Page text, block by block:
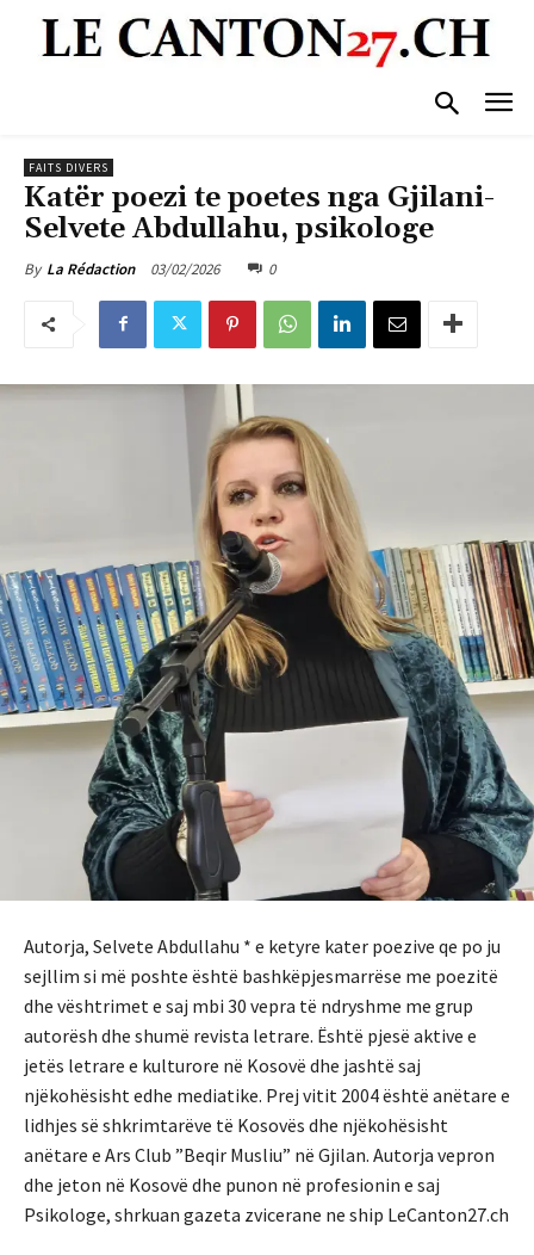
FAITS DIVERS
Katër poezi te poetes nga Gjilani-
Selvete Abdullahu, psikologe
By La Rédaction 03/02/2026 0
Autorja, Selvete Abdullahu * e ketyre kater poezive qe po ju
sejllim si më poshte është bashkëpjesmarrëse me poezitë
dhe vështrimet e saj mbi 30 vepra të ndryshme me grup
autorësh dhe shumë revista letrare. Është pjesë aktive e
jetës letrare e kulturore në Kosovë dhe jashtë saj
njëkohësisht edhe mediatike. Prej vitit 2004 është anëtare e
lidhjes së shkrimtarëve të Kosovës dhe njëkohësisht
anëtare e Ars Club ”Beqir Musliu” në Gjilan. Autorja vepron
dhe jeton në Kosovë dhe punon në profesionin e saj
Psikologe, shrkuan gazeta zvicerane ne ship LeCanton27.ch